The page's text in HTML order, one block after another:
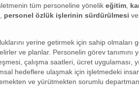
tüm personeline yönelik eğitim
personel özlük işlerinin sürdürülmesi
yerine getirmek için sahip
ve planlar. Personelin görev
çalışma saatleri, ücret uygulaması,
hedeflere ulaşmak için işletmedeki
ve yürütmekten sorumlu